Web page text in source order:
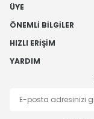
ÜYE
ÖNEMLI BILGILER
HIZLI ERIŞIM
YARDIM